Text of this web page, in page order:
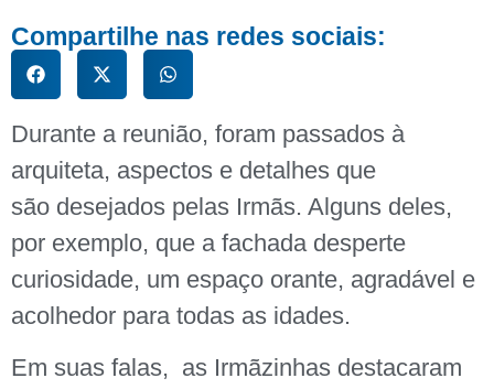
Compartilhe nas redes sociais:
Durante a reunião, foram passados à
arquiteta, aspectos e detalhes que
são desejados pelas Irmãs. Alguns deles,
por exemplo, que a fachada desperte
curiosidade, um espaço orante, agradável e
acolhedor para todas as idades.
Em suas falas, as Irmãzinhas destacaram